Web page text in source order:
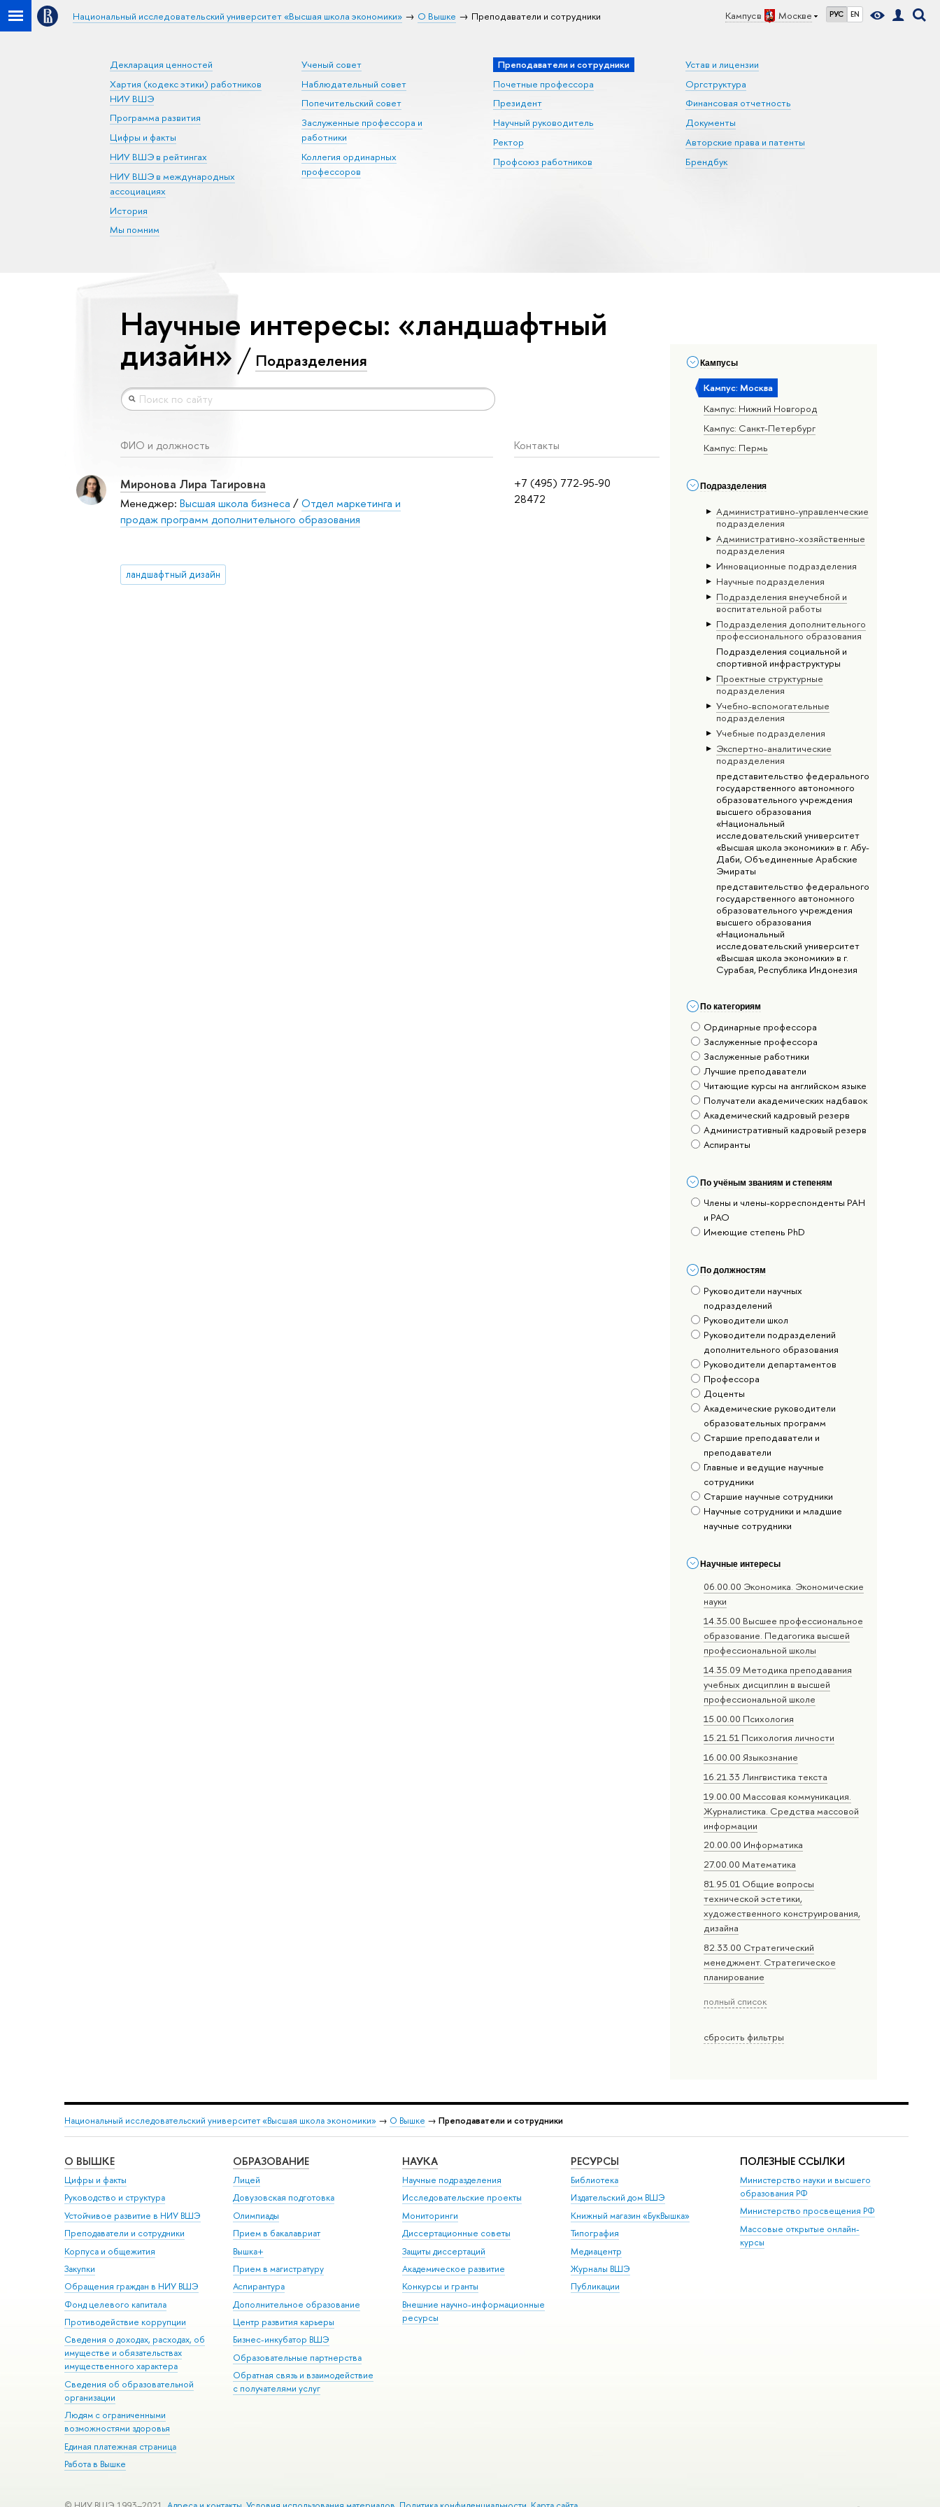
Кампус в Москве РУС EN
Национальный исследовательский университет «Высшая школа экономики» О Вышке Преподаватели и сотрудники
Декларация ценностей
Хартия (кодекс этики) работников
НИУ ВШЭ
Программа развития
Цифры и факты
НИУ ВШЭ в рейтингах
НИУ ВШЭ в международных
ассоциациях
История
Мы помним
Ученый совет
Наблюдательный совет
Попечительский совет
Заслуженные профессора и
работники
Коллегия ординарных
профессоров
Преподаватели и сотрудники
Почетные профессора
Президент
Научный руководитель
Ректор
Профсоюз работников
Устав и лицензии
Оргструктура
Финансовая отчетность
Документы
Авторские права и патенты
Брендбук
Кампусы
Кампус: Москва
Кампус: Нижний Новгород
Кампус: Санкт-Петербург
Кампус: Пермь
Подразделения
Административно-управленческие
подразделения
Административно-хозяйственные
подразделения
Инновационные подразделения
Научные подразделения
Подразделения внеучебной и
воспитательной работы
Подразделения дополнительного
профессионального образования
Подразделения социальной и
спортивной инфраструктуры
Проектные структурные
подразделения
Учебно-вспомогательные
подразделения
Учебные подразделения
Экспертно-аналитические
подразделения
представительство федерального
государственного автономного
образовательного учреждения
высшего образования
«Национальный
исследовательский университет
«Высшая школа экономики» в г. Абу-
Даби, Объединенные Арабские
Эмираты
представительство федерального
государственного автономного
образовательного учреждения
высшего образования
«Национальный
исследовательский университет
«Высшая школа экономики» в г.
Сурабая, Республика Индонезия
По категориям
Ординарные профессора
Заслуженные профессора
Заслуженные работники
Лучшие преподаватели
Читающие курсы на английском языке
Получатели академических надбавок
Академический кадровый резерв
Административный кадровый резерв
Аспиранты
По учёным званиям и степеням
Члены и члены-корреспонденты РАН
и РАО
Имеющие степень PhD
По должностям
Руководители научных
подразделений
Руководители школ
Руководители подразделений
дополнительного образования
Руководители департаментов
Профессора
Доценты
Академические руководители
образовательных программ
Старшие преподаватели и
преподаватели
Главные и ведущие научные
сотрудники
Старшие научные сотрудники
Научные сотрудники и младшие
научные сотрудники
Научные интересы
06.00.00 Экономика. Экономические
науки
14.35.00 Высшее профессиональное
образование. Педагогика высшей
профессиональной школы
14.35.09 Методика преподавания
учебных дисциплин в высшей
профессиональной школе
15.00.00 Психология
15.21.51 Психология личности
16.00.00 Языкознание
16.21.33 Лингвистика текста
19.00.00 Массовая коммуникация.
Журналистика. Средства массовой
информации
20.00.00 Информатика
27.00.00 Математика
81.95.01 Общие вопросы
технической эстетики,
художественного конструирования,
дизайна
82.33.00 Стратегический
менеджмент. Стратегическое
планирование
полный список
сбросить фильтры
Научные интересы: «ландшафтный
дизайн» Подразделения
ФИО и должность Контакты
+7 (495) 772-95-90
28472
Миронова Лира Тагировна
Менеджер: Высшая школа бизнеса /Отдел маркетинга и
продаж программ дополнительного образования
ландшафтный дизайн
Национальный исследовательский университет «Высшая школа экономики» → О Вышке → Преподаватели и сотрудники
О ВЫШКЕ
Цифры и факты
Руководство и структура
Устойчивое развитие в НИУ ВШЭ
Преподаватели и сотрудники
Корпуса и общежития
Закупки
Обращения граждан в НИУ ВШЭ
Фонд целевого капитала
Противодействие коррупции
Сведения о доходах, расходах, об
имуществе и обязательствах
имущественного характера
Сведения об образовательной
организации
Людям с ограниченными
возможностями здоровья
Единая платежная страница
Работа в Вышке
ОБРАЗОВАНИЕ
Лицей
Довузовская подготовка
Олимпиады
Прием в бакалавриат
Вышка+
Прием в магистратуру
Аспирантура
Дополнительное образование
Центр развития карьеры
Бизнес-инкубатор ВШЭ
Образовательные партнерства
Обратная связь и взаимодействие
с получателями услуг
НАУКА
Научные подразделения
Исследовательские проекты
Мониторинги
Диссертационные советы
Защиты диссертаций
Академическое развитие
Конкурсы и гранты
Внешние научно-информационные
ресурсы
РЕСУРСЫ
Библиотека
Издательский дом ВШЭ
Книжный магазин «БукВышка»
Типография
Медиацентр
Журналы ВШЭ
Публикации
ПОЛЕЗНЫЕ ССЫЛКИ
Министерство науки и высшего
образования РФ
Министерство просвещения РФ
Массовые открытые онлайн-
курсы